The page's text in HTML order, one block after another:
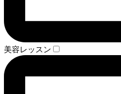
美容レッスン